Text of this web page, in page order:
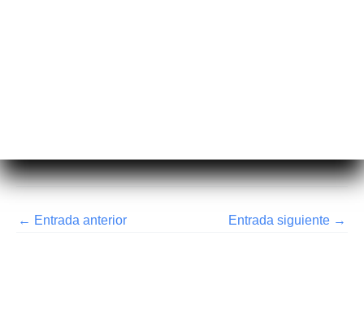
← Entrada anterior Entrada siguiente →